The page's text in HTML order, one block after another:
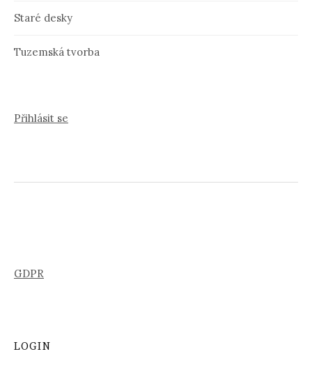
Staré desky
Tuzemská tvorba
Přihlásit se
GDPR
LOGIN